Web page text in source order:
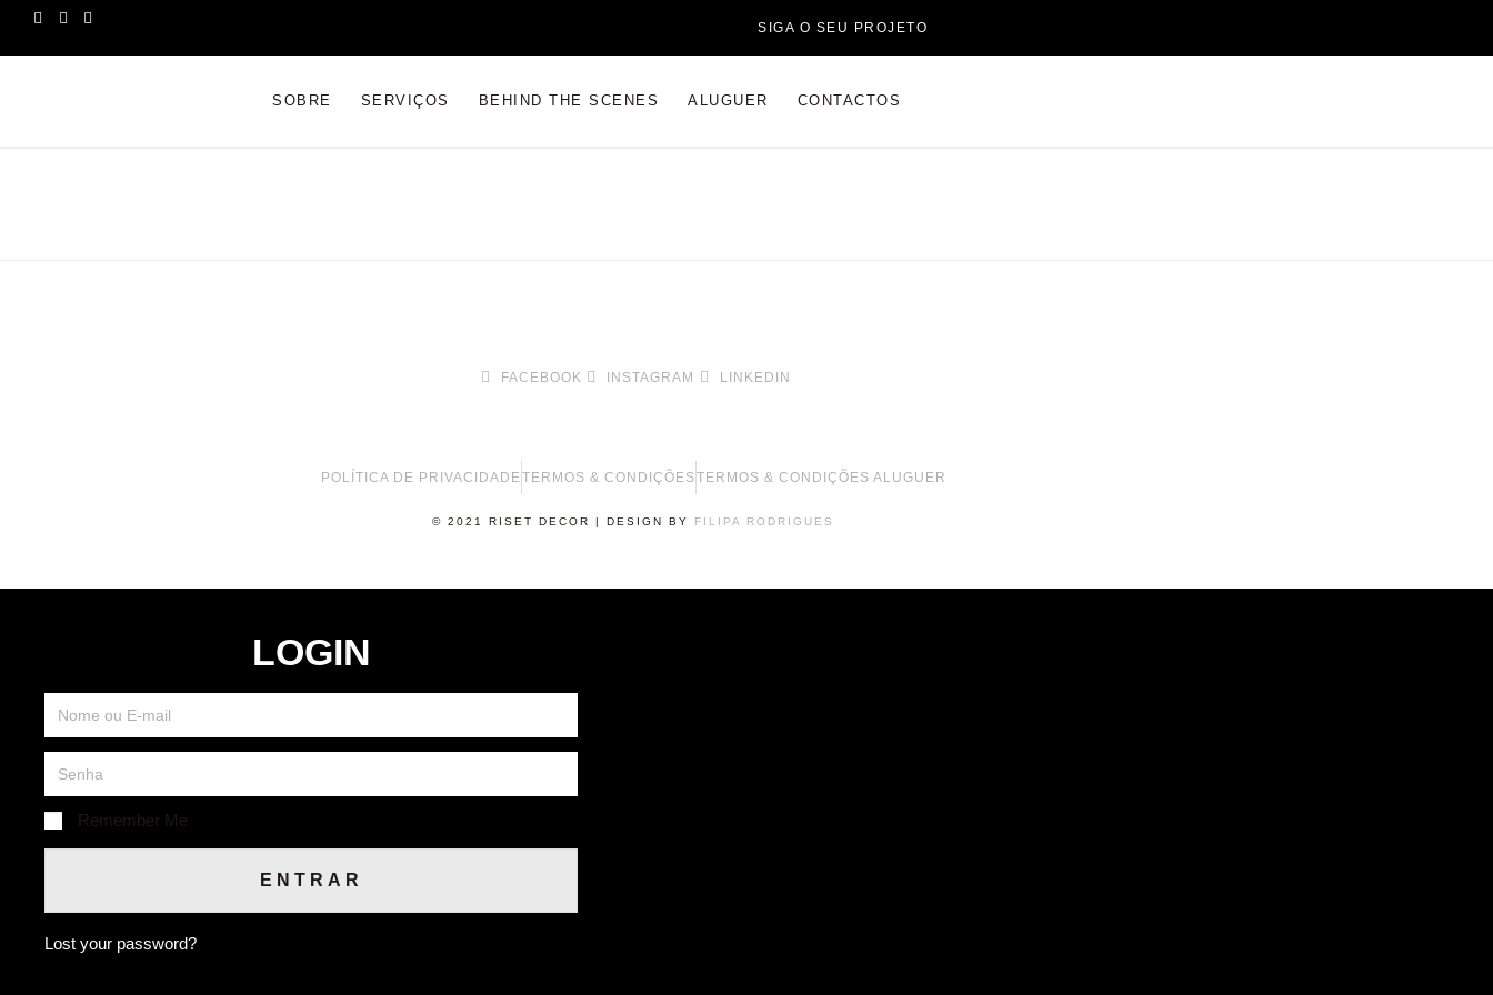
SIGA O SEU PROJETO
SOBRE SERVIÇOS BEHIND THE SCENES ALUGUER CONTACTOS
FACEBOOK INSTAGRAM LINKEDIN
POLÍTICA DE PRIVACIDADETERMOS & CONDIÇÕESTERMOS & CONDIÇÕES ALUGUER
© 2021 RISET DECOR | DESIGN BY FILIPA RODRIGUES
LOGIN
Remember Me
ENTRAR
Lost your password?